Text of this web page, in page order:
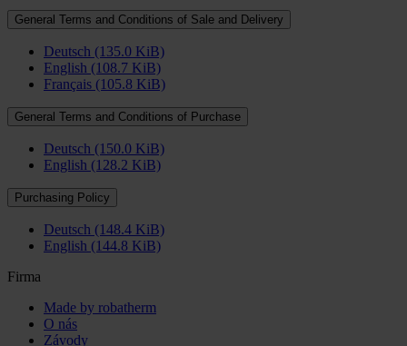
General Terms and Conditions of Sale and Delivery
Deutsch (135.0 KiB)
English (108.7 KiB)
Français (105.8 KiB)
General Terms and Conditions of Purchase
Deutsch (150.0 KiB)
English (128.2 KiB)
Purchasing Policy
Deutsch (148.4 KiB)
English (144.8 KiB)
Firma
Made by robatherm
O nás
Závody